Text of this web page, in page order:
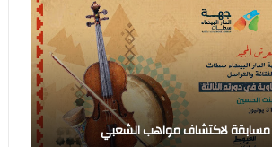
مسابقة لاكتشاف مواهب الشعبي